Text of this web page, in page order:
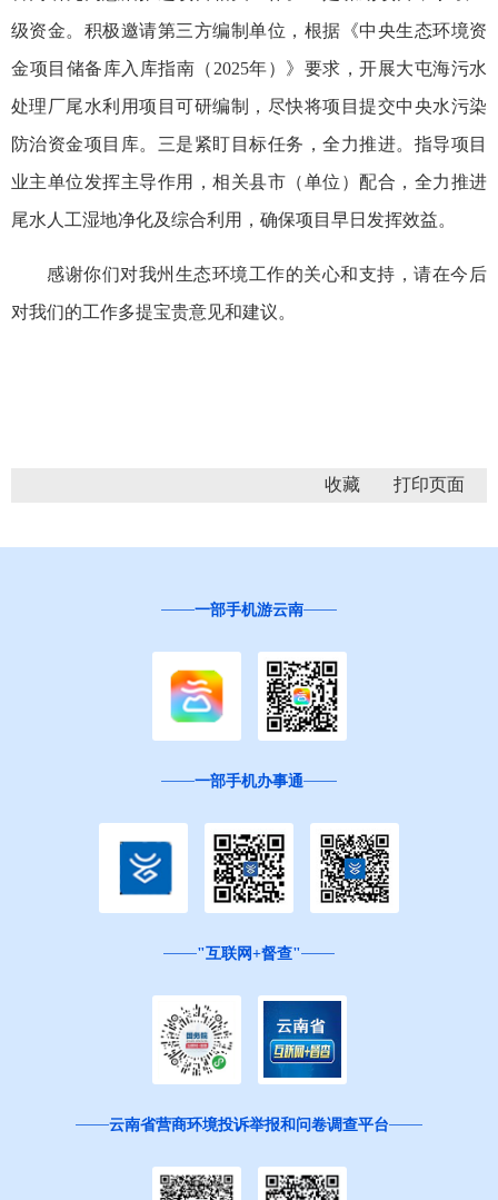
级资金。积极邀请第三方编制单位，根据《中央生态环境资
金项目储备库入库指南（2025年）》要求，开展大屯海污水
处理厂尾水利用项目可研编制，尽快将项目提交中央水污染
防治资金项目库。三是紧盯目标任务，全力推进。指导项目
业主单位发挥主导作用，相关县市（单位）配合，全力推进
尾水人工湿地净化及综合利用，确保项目早日发挥效益。
感谢你们对我州生态环境工作的关心和支持，请在今后
对我们的工作多提宝贵意见和建议。
收藏
一部手机游云南
一部手机办事通
"互联网+督查"
云南省营商环境投诉举报和问卷调查平台